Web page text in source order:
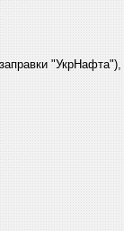
"УкрНафта"),